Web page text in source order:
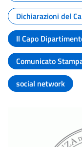
Dichiarazioni del
Il Capo
Comunicato
social network